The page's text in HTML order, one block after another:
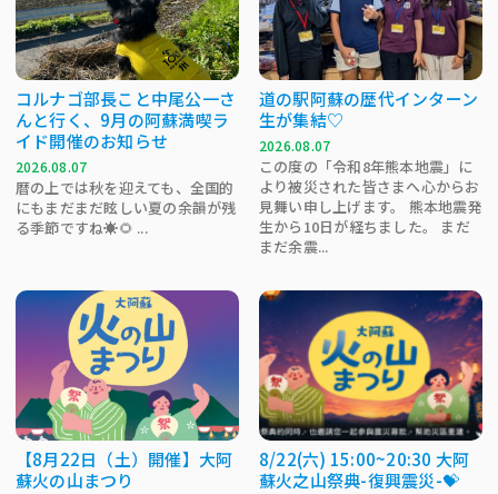
コルナゴ部長こと中尾公一さ
んと行く、9月の阿蘇満喫ラ
イド開催のお知らせ
2026.08.07
暦の上では秋を迎えても、全国的
にもまだまだ眩しい夏の余韻が残
る季節ですね☀️🌻 ...
道の駅阿蘇の歴代インターン
生が集結♡
2026.08.07
この度の「令和8年熊本地震」に
より被災された皆さまへ心からお
見舞い申し上げます。 熊本地震発
生から10日が経ちました。 まだ
まだ余震...
【8月22日（土）開催】大阿
蘇火の山まつり
8/22(六) 15:00~20:30 大阿
蘇火之山祭典-復興震災-💝